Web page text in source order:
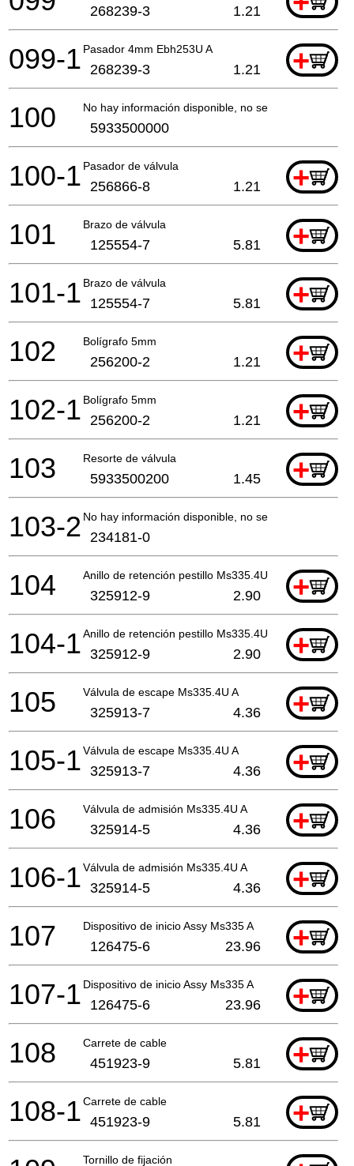
268239-3 1.21
Pasador 4mm Ebh253U A +
099-1 268239-3 1.21
No hay información disponible, no se puede pedir
100 5933500000
Pasador de válvula +
100-1 256866-8 1.21
Brazo de válvula +
101 125554-7 5.81
Brazo de válvula +
101-1 125554-7 5.81
Bolígrafo 5mm +
102 256200-2 1.21
Bolígrafo 5mm +
102-1 256200-2 1.21
Resorte de válvula +
103 5933500200 1.45
No hay información disponible, no se puede pedir
103-2 234181-0
Anillo de retención pestillo Ms335.4U A +
104 325912-9 2.90
Anillo de retención pestillo Ms335.4U A +
104-1 325912-9 2.90
Válvula de escape Ms335.4U A +
105 325913-7 4.36
Válvula de escape Ms335.4U A +
105-1 325913-7 4.36
Válvula de admisión Ms335.4U A +
106 325914-5 4.36
Válvula de admisión Ms335.4U A +
106-1 325914-5 4.36
Dispositivo de inicio Assy Ms335 A +
107 126475-6 23.96
Dispositivo de inicio Assy Ms335 A +
107-1 126475-6 23.96
Carrete de cable +
108 451923-9 5.81
Carrete de cable +
108-1 451923-9 5.81
Tornillo de fijación